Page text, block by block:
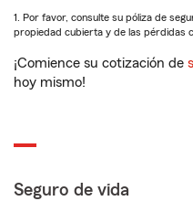
1. Por favor, consulte su póliza de
propiedad cubierta y de las pérdidas
¡Comience su cotización de
hoy mismo!
Seguro de vida